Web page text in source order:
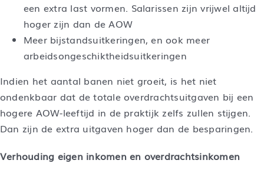
een extra last vormen. Salarissen zijn vrijwel altijd
hoger zijn dan de AOW
Meer bijstandsuitkeringen, en ook meer
arbeidsongeschiktheidsuitkeringen
Indien het aantal banen niet groeit, is het niet
ondenkbaar dat de totale overdrachtsuitgaven bij een
hogere AOW-leeftijd in de praktijk zelfs zullen stijgen.
Dan zijn de extra uitgaven hoger dan de besparingen.
Verhouding eigen inkomen en overdrachtsinkomen